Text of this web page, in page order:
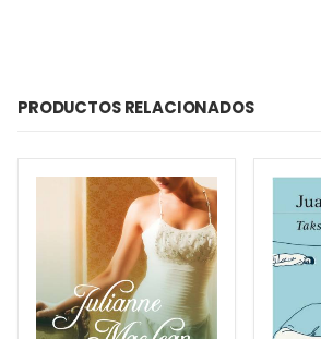
PRODUCTOS RELACIONADOS